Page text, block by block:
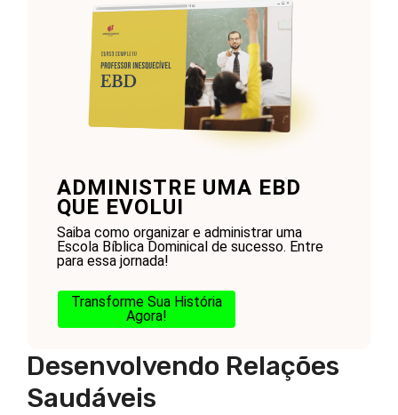
ADMINISTRE UMA EBD
QUE EVOLUI
Saiba como organizar e administrar uma
Escola Bíblica Dominical de sucesso. Entre
para essa jornada!
Transforme Sua História
Agora!
Desenvolvendo Relações
Saudáveis